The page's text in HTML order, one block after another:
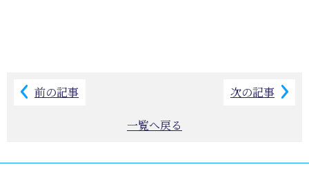
前の記事 次の記事
一覧へ戻る